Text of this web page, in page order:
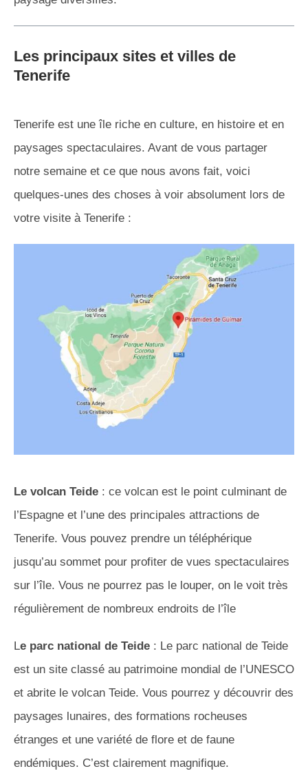
Les principaux sites et villes de
Tenerife
Tenerife est une île riche en culture, en histoire et en
paysages spectaculaires. Avant de vous partager
notre semaine et ce que nous avons fait, voici
quelques-unes des choses à voir absolument lors de
votre visite à Tenerife :
Le volcan Teide : ce volcan est le point culminant de
l’Espagne et l’une des principales attractions de
Tenerife. Vous pouvez prendre un téléphérique
jusqu’au sommet pour profiter de vues spectaculaires
sur l’île. Vous ne pourrez pas le louper, on le voit très
régulièrement de nombreux endroits de l’île
Le parc national de Teide : Le parc national de Teide
est un site classé au patrimoine mondial de l’UNESCO
et abrite le volcan Teide. Vous pourrez y découvrir des
paysages lunaires, des formations rocheuses
étranges et une variété de flore et de faune
endémiques. C’est clairement magnifique.